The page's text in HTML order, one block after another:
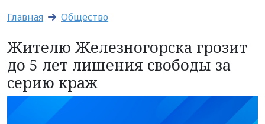
Главная Общество
Жителю Железногорска грозит
до 5 лет лишения свободы за
серию краж